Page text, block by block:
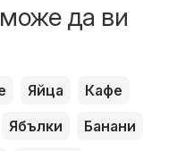
да ви
Яйца
Кафе
Ябълки
Банани